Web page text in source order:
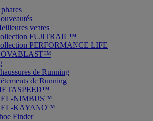
ventes
FUJITRAIL™
PERFORMANCE LIFE
de Running
de Running
NIMBUS™
KAYANO™
Finder